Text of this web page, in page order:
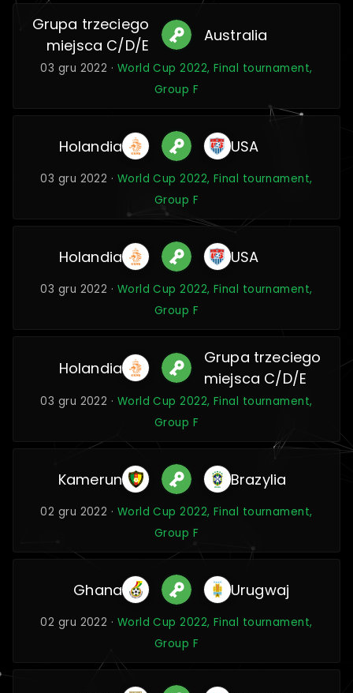
Grupa trzeciego
miejsca C/D/E
Australia
03 gru 2022 · World Cup 2022, Final tournament,
Group F
Holandia USA
03 gru 2022 · World Cup 2022, Final tournament,
Group F
Holandia USA
03 gru 2022 · World Cup 2022, Final tournament,
Group F
Holandia
Grupa trzeciego
miejsca C/D/E
03 gru 2022 · World Cup 2022, Final tournament,
Group F
Kamerun Brazylia
02 gru 2022 · World Cup 2022, Final tournament,
Group F
Ghana Urugwaj
02 gru 2022 · World Cup 2022, Final tournament,
Group F